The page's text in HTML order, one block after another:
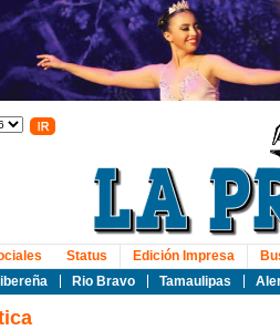
Rio Bravo Tamaulipas
Status Edición Impresa